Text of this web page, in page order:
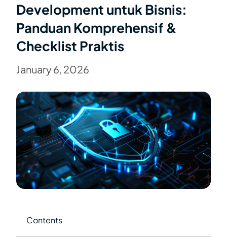
Development untuk Bisnis:
Panduan Komprehensif &
Checklist Praktis
January 6, 2026
Contents